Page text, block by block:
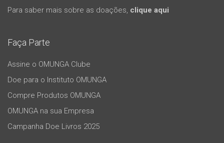
Para saber mais sobre as doações, clique aqui
Faça Parte
Assine o OMUNGA Clube
Doe para o Instituto OMUNGA
Compre Produtos OMUNGA
OMUNGA na sua Empresa
Campanha Doe Livros 2025